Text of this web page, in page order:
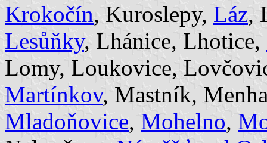
Krokočín, Kuroslepy, Láz,
Lesůňky, Lhánice, Lhotice,
Lomy, Loukovice,
Martínkov, Mastník,
Mladoňovice, Mohelno,